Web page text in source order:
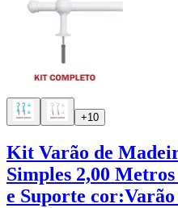
+10
Kit Varão de
Simples 2,00
e Suporte